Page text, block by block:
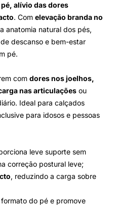
alívio das dores
. Com elevação branda no
anatomia natural dos pés,
descanso e bem-estar
pé.
com dores nos joelhos,
nas articulações ou
Ideal para calçados
para idosos e pessoas
leve suporte sem
correção postural leve;
, reduzindo a carga sobre
do pé e promove